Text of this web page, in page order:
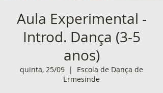
Aula Experimental -
Introd. Dança (3-5
anos)
quinta, 25/09
  |
Escola de Dança de
Ermesinde